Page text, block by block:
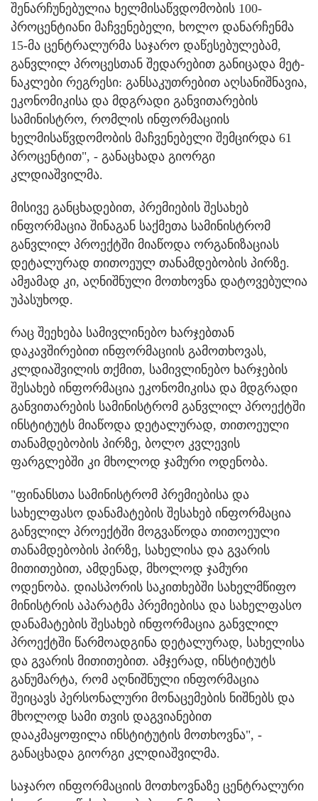
შენარჩუნებულია ხელმისაწვდომობის 100-
პროცენტიანი მაჩვენებელი, ხოლო დანარჩენმა
15-მა ცენტრალურმა საჯარო დაწესებულებამ,
განვლილ პროცესთან შედარებით განიცადა მეტ-
ნაკლები რეგრესი: განსაკუთრებით აღსანიშნავია,
ეკონომიკისა და მდგრადი განვითარების
სამინისტრო, რომლის ინფორმაციის
ხელმისაწვდომობის მაჩვენებელი შემცირდა 61
პროცენტით", - განაცხადა გიორგი
კლდიაშვილმა.
მისივე განცხადებით, პრემიების შესახებ
ინფორმაცია შინაგან საქმეთა სამინისტრომ
განვლილ პროექტში მიაწოდა ორგანიზაციას
დეტალურად თითოეულ თანამდებობის პირზე.
ამჟამად კი, აღნიშნული მოთხოვნა დატოვებულია
უპასუხოდ.
რაც შეეხება სამივლინებო ხარჯებთან
დაკავშირებით ინფორმაციის გამოთხოვას,
კლდიაშვილის თქმით, სამივლინებო ხარჯების
შესახებ ინფორმაცია ეკონომიკისა და მდგრადი
განვითარების სამინისტრომ განვლილ პროექტში
ინსტიტუტს მიაწოდა დეტალურად, თითოეული
თანამდებობის პირზე, ბოლო კვლევის
ფარგლებში კი მხოლოდ ჯამური ოდენობა.
"ფინანსთა სამინისტრომ პრემიებისა და
სახელფასო დანამატების შესახებ ინფორმაცია
განვლილ პროექტში მოგვაწოდა თითოეული
თანამდებობის პირზე, სახელისა და გვარის
მითითებით, ამდენად, მხოლოდ ჯამური
ოდენობა. დიასპორის საკითხებში სახელმწიფო
მინისტრის აპარატმა პრემიებისა და სახელფასო
დანამატების შესახებ ინფორმაცია განვლილ
პროექტში წარმოადგინა დეტალურად, სახელისა
და გვარის მითითებით. ამჯერად, ინსტიტუტს
განუმარტა, რომ აღნიშნული ინფორმაცია
შეიცავს პერსონალური მონაცემების ნიშნებს და
მხოლოდ სამი თვის დაგვიანებით
დააკმაყოფილა ინსტიტუტის მოთხოვნა", -
განაცხადა გიორგი კლდიაშვილმა.
საჯარო ინფორმაციის მოთხოვნაზე ცენტრალური